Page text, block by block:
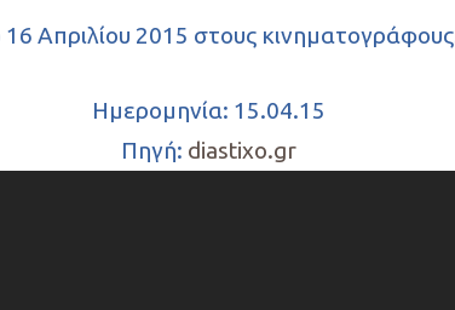
Απριλίου 2015 στους
Ημερομηνία: 15.04.15
Πηγή: diastixo.gr